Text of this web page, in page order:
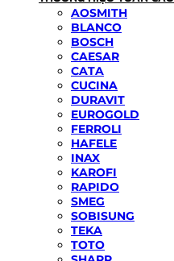
AOSMITH
BLANCO
BOSCH
CAESAR
CATA
CUCINA
DURAVIT
EUROGOLD
FERROLI
HAFELE
INAX
KAROFI
RAPIDO
SMEG
SOBISUNG
TEKA
TOTO